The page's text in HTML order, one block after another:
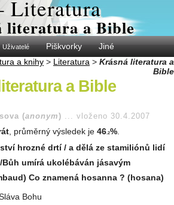
Literatura
literatura a Bible
Uživatelé Piškvorky
Jiné
a knihy > Literatura > Krásná literatura a
Bible
a Bible
sova (anonym ) ... vloženo 30.4.2007
, průměrný výsledek je 46 .2%
hrozné drtí / a dělá ze stamiliónů lidí
umírá ukolébáván jásavým
Co znamená hosanna ? (hosana)
Bohu